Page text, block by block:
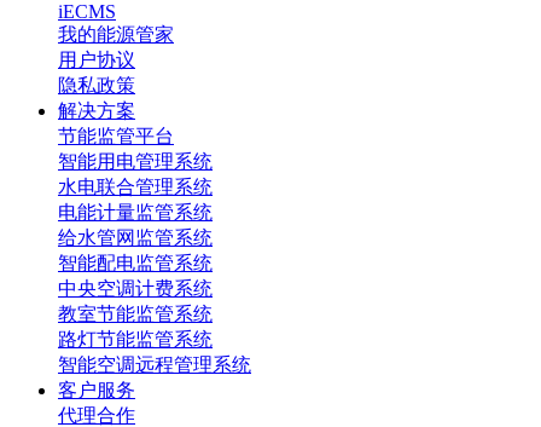
iECMS
我的能源管家
用户协议
隐私政策
解决方案
节能监管平台
智能用电管理系统
水电联合管理系统
电能计量监管系统
给水管网监管系统
智能配电监管系统
中央空调计费系统
教室节能监管系统
路灯节能监管系统
智能空调远程管理系统
客户服务
代理合作